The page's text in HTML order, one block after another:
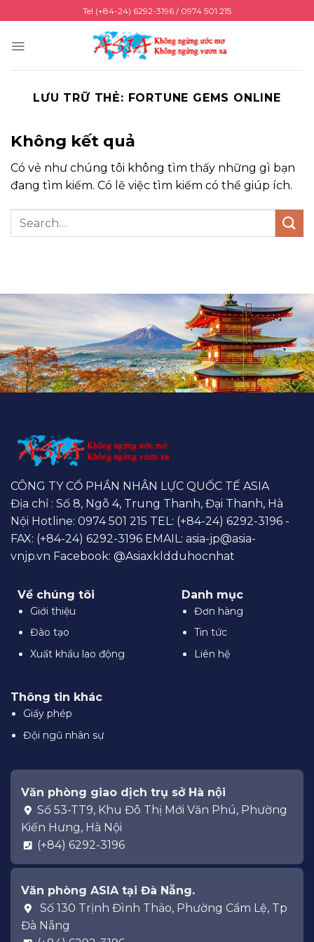
đến
nội
Tel (+84-24) 6292-3196 / 0974 501 215
LƯU TRỮ THẺ: FORTUNE GEMS ONLINE
Không kết quả
Có vẻ như chúng tôi không tìm thấy những gì bạn
đang tìm kiếm. Có lẽ việc tìm kiếm có thể giúp ích.
CÔNG TY CỔ PHẦN NHÂN LỰC QUỐC TẾ ASIA
Địa chỉ : Số 8, Ngõ 4, Trung Thanh, Đại Thanh, Hà
Nội Hotline: 0974 501 215 TEL: (+84-24) 6292-3196 -
FAX: (+84-24) 6292-3196 EMAIL: asia-jp@asia-
vnjp.vn Facebook: @Asiaxkldduhocnhat
Về chúng tôi
Giới thiệu
Đào tạo
Xuất khẩu lao động
Danh mục
Đơn hàng
Tin tức
Liên hệ
Thông tin khác
Giấy phép
Đội ngũ nhân sự
Văn phòng giao dịch trụ sở Hà nội
Số 53-TT9, Khu Đô Thị Mới Văn Phú, Phường
Kiến Hưng, Hà Nội
(+84) 6292-3196
Văn phòng ASIA tại Đà Nẵng.
Số 130 Trịnh Đình Thảo, Phường Cẩm Lệ, Tp
Đà Nẵng